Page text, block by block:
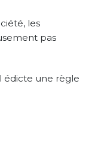
les
pas
édicte une règle